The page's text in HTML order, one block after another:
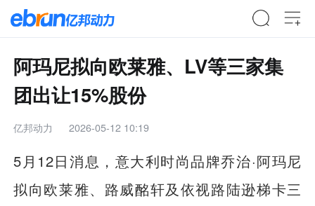
阿玛尼拟向欧莱雅、LV等三家集
团出让15%股份
亿邦动力 2026-05-12 10:19
5月12日消息，意大利时尚品牌乔治·阿玛尼
拟向欧莱雅、路威酩轩及依视路陆逊梯卡三